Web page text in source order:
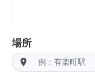
場所
room